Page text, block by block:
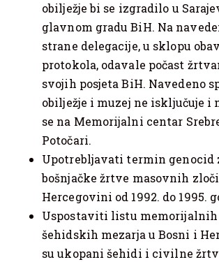
obilježje bi se izgradilo u
glavnom gradu BiH. Na
strane delegacije, u sklopu
protokola, odavale počast
svojih posjeta BiH. Navedeno
obilježje i muzej ne isključuje i
se na Memorijalni centar
Potočari.
Upotrebljavati termin genocid
bošnjačke žrtve masovnih
Hercegovini od 1992. do 1995.
Uspostaviti listu memorijalnih
šehidskih mezarja u Bosni i
su ukopani šehidi i civilne